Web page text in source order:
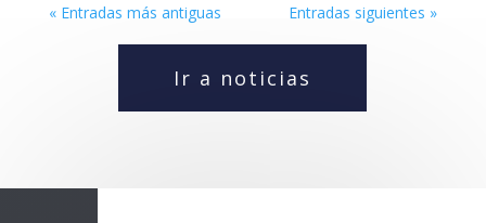
« Entradas más antiguas Entradas siguientes »
Ir a noticias